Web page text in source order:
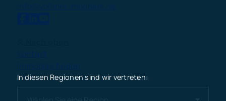
In diesen Regionen sind wir vertreten: